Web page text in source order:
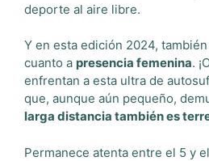
deporte al aire libre.
Y en esta edición 2024,
cuanto a presencia femenina.
enfrentan a esta ultra de
que, aunque aún pequeño,
larga distancia también es
Permanece atenta entre el 5 y